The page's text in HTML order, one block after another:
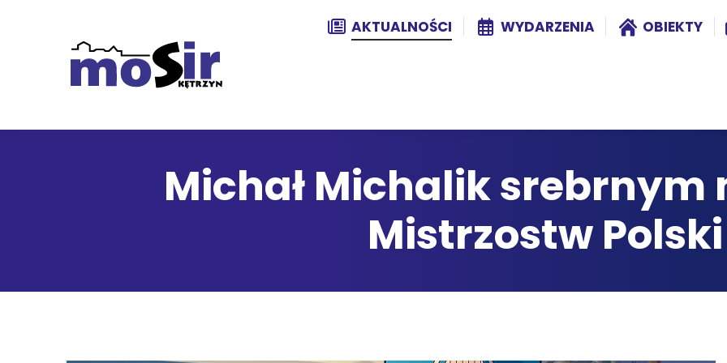
AKTUALNOŚCI WYDARZENIA OBIEKTY
Michał Michalik srebrnym
Mistrzostw Polski